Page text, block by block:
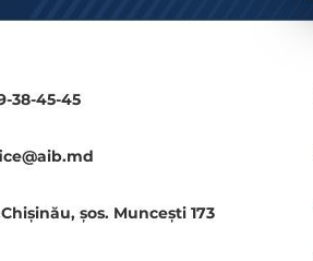
38-45-45
șos. Muncești 173